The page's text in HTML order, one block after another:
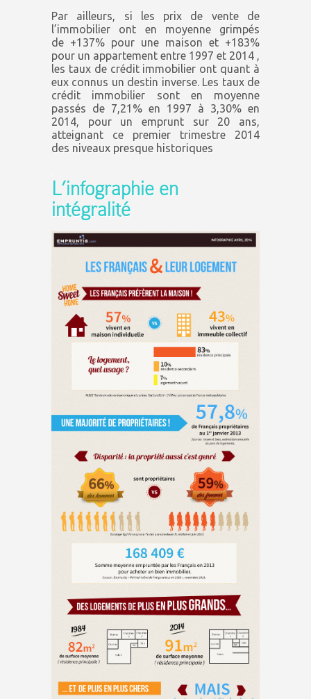
Par ailleurs, si les prix de vente de
l’immobilier ont en moyenne grimpés
de +137% pour une maison et +183%
pour un appartement entre 1997 et 2014 ,
les taux de crédit immobilier ont quant à
eux connus un destin inverse. Les taux de
crédit immobilier sont en moyenne
passés de 7,21% en 1997 à 3,30% en
2014, pour un emprunt sur 20 ans,
atteignant ce premier trimestre 2014
des niveaux presque historiques
L’infographie en
intégralité